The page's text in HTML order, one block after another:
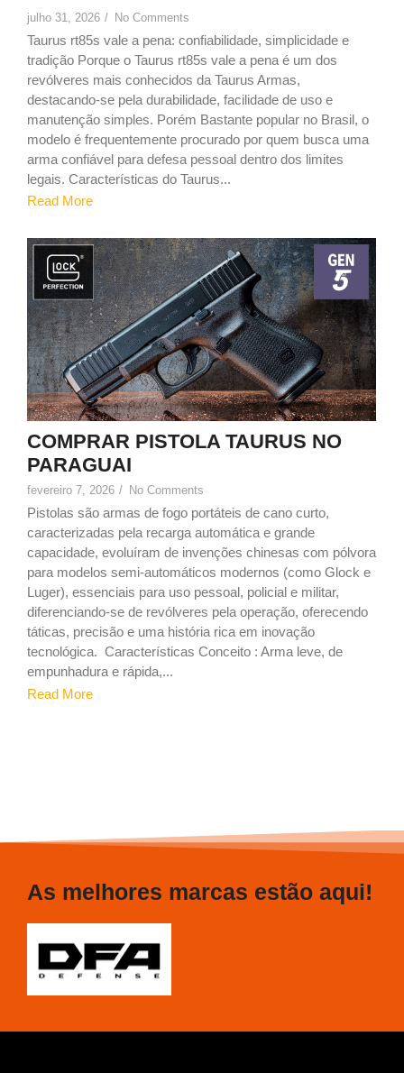
julho 31, 2026 / No Comments
Taurus rt85s vale a pena: confiabilidade, simplicidade e
tradição Porque o Taurus rt85s vale a pena é um dos
revólveres mais conhecidos da Taurus Armas,
destacando-se pela durabilidade, facilidade de uso e
manutenção simples. Porém Bastante popular no Brasil, o
modelo é frequentemente procurado por quem busca uma
arma confiável para defesa pessoal dentro dos limites
legais. Características do Taurus...
Read More
9
COMPRAR PISTOLA TAURUS NO
PARAGUAI
fevereiro 7, 2026 / No Comments
Pistolas são armas de fogo portáteis de cano curto,
caracterizadas pela recarga automática e grande
capacidade, evoluíram de invenções chinesas com pólvora
para modelos semi-automáticos modernos (como Glock e
Luger), essenciais para uso pessoal, policial e militar,
diferenciando-se de revólveres pela operação, oferecendo
táticas, precisão e uma história rica em inovação
tecnológica. Características Conceito : Arma leve, de
empunhadura e rápida,...
Read More
As melhores marcas estão aqui!